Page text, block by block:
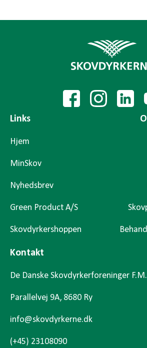
Links
Hjem
MinSkov
Nyhedsbrev
Green Product A/S
Skovdyrkershoppen
Kontakt
De Danske Skovdyrkerforeninger
Parallelvej 9A, 8680 Ry
info@skovdyrkerne.dk
(+45) 23108090